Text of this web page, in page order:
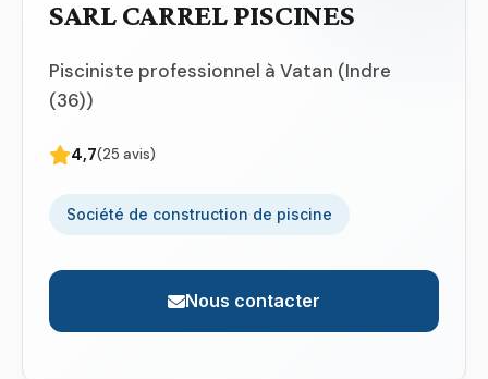
SARL CARREL PISCINES
Pisciniste professionnel à Vatan (Indre
(36))
4,7(25 avis)
Société de construction de piscine
Nous contacter